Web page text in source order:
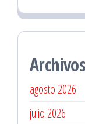
Archivos
agosto 2026
julio 2026